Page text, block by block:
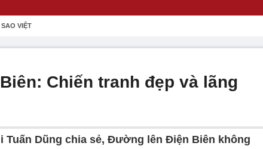
SAO VIỆT
Chiến tranh đẹp và lãng
Tuấn Dũng chia sẻ, Đường lên Điện Biên không